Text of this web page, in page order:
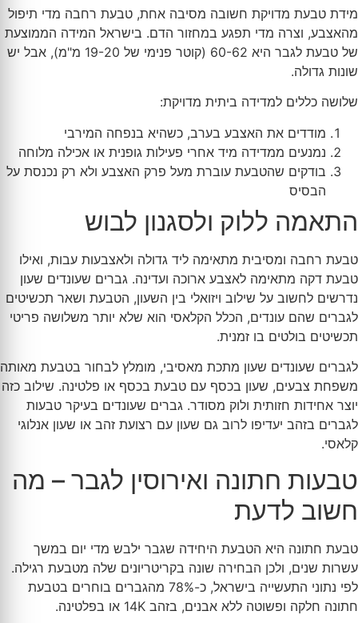
מידת טבעת מדויקת חשובה מסיבה אחת, טבעת רחבה מדי תיפול
מהאצבע, וצרה מדי תפגע במחזור הדם. בישראל המידה הממוצעת
של טבעת לגבר היא 60-62 (קוטר פנימי של 19-20 מ"מ), אבל יש
שונות גדולה.
שלושה כללים למדידה ביתית מדויקת:
מודדים את האצבע בערב, כשהיא בנפחה המירבי
נמנעים ממדידה מיד אחרי פעילות גופנית או אכילה מלוחה
בודקים שהטבעת עוברת מעל פרק האצבע ולא רק נכנסת על
הבסיס
התאמה ללוק ולסגנון לבוש
טבעת רחבה ומסיבית מתאימה ליד גדולה ולאצבעות עבות, ואילו
טבעת דקה מתאימה לאצבע ארוכה ועדינה. גברים שעונדים שעון
נדרשים לחשוב על שילוב ויזואלי בין השעון, הטבעת ושאר תכשיטים
לגברים שהם עונדים, הכלל הקלאסי הוא שלא יותר משלושה פריטי
תכשיטים בולטים בו זמנית.
לגברים שעונדים שעון מתכת מאסיבי, מומלץ לבחור בטבעת מאותה
משפחת צבעים, שעון בכסף עם טבעת בכסף או פלטינה. שילוב כזה
יוצר אחידות חזותית ולוק מסודר. גברים שעונדים בעיקר טבעות
לגברים בזהב יעדיפו לרוב גם שעון עם רצועת זהב או שעון אנלוגי
קלאסי.
טבעות חתונה ואירוסין לגבר – מה
חשוב לדעת
טבעת חתונה היא הטבעת היחידה שגבר ילבש מדי יום במשך
עשרות שנים, ולכן הבחירה שונה בקריטריונים שלה מטבעת רגילה.
לפי נתוני התעשייה בישראל, כ-78% מהגברים בוחרים בטבעת
חתונה חלקה ופשוטה ללא אבנים, בזהב 14K או בפלטינה.